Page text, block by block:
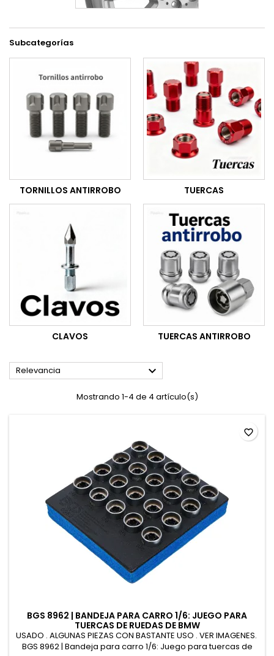
Subcategorías
TORNILLOS ANTIRROBO TUERCAS
CLAVOS TUERCAS ANTIRROBO
Relevancia 
Mostrando 1-4 de 4 artículo(s)
BGS 8962 | BANDEJA PARA CARRO 1/6: JUEGO PARA
TUERCAS DE RUEDAS DE BMW
USADO . ALGUNAS PIEZAS CON BASTANTE USO . VER IMAGENES.
BGS 8962 | Bandeja para carro 1/6: Juego para tuercas de
favorite_border